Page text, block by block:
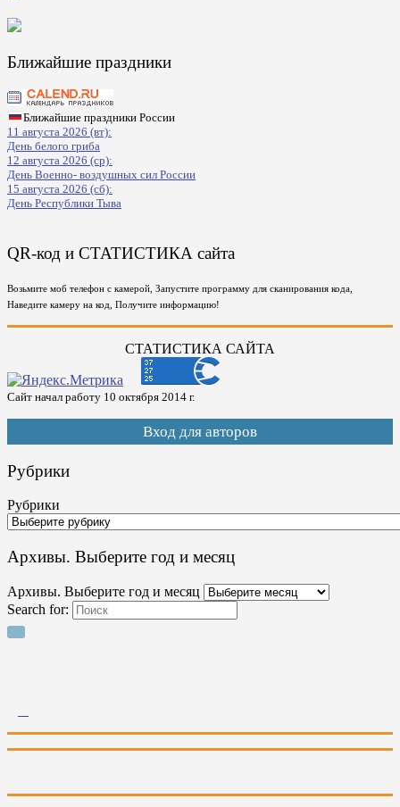
Ближайшие праздники
Ближайшие праздники России
11 августа 2026 (вт):
День белого гриба
12 августа 2026 (ср):
День Военно- воздушных сил России
15 августа 2026 (сб):
День Республики Тыва
QR-код и СТАТИСТИКА сайта
Возьмите моб телефон с камерой, Запустите программу для сканирования кода,
Наведите камеру на код, Получите информацию!
СТАТИСТИКА САЙТА
Сайт начал работу 10 октября 2014 г.
Вход для авторов
Рубрики
Рубрики
Архивы. Выберите год и месяц
Архивы. Выберите год и месяц
Search for: